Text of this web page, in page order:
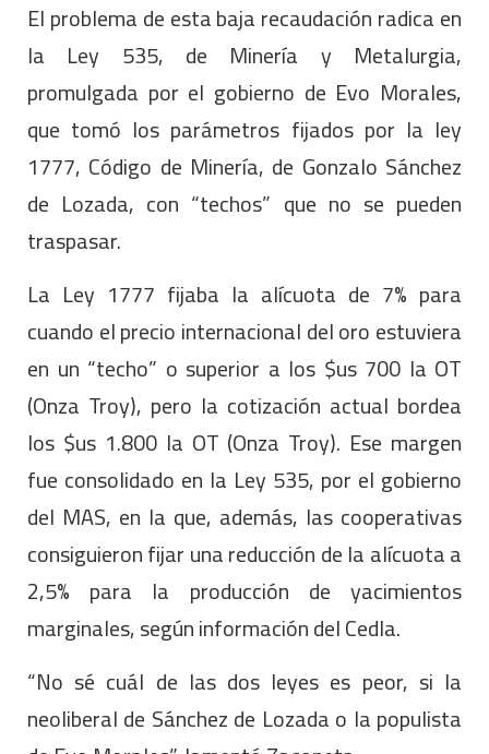
El problema de esta baja recaudación radica en
la Ley 535, de Minería y Metalurgia,
promulgada por el gobierno de Evo Morales,
que tomó los parámetros fijados por la ley
1777, Código de Minería, de Gonzalo Sánchez
de Lozada, con “techos” que no se pueden
traspasar.
La Ley 1777 fijaba la alícuota de 7% para
cuando el precio internacional del oro estuviera
en un “techo” o superior a los $us 700 la OT
(Onza Troy), pero la cotización actual bordea
los $us 1.800 la OT (Onza Troy). Ese margen
fue consolidado en la Ley 535, por el gobierno
del MAS, en la que, además, las cooperativas
consiguieron fijar una reducción de la alícuota a
2,5% para la producción de yacimientos
marginales, según información del Cedla.
“No sé cuál de las dos leyes es peor, si la
neoliberal de Sánchez de Lozada o la populista